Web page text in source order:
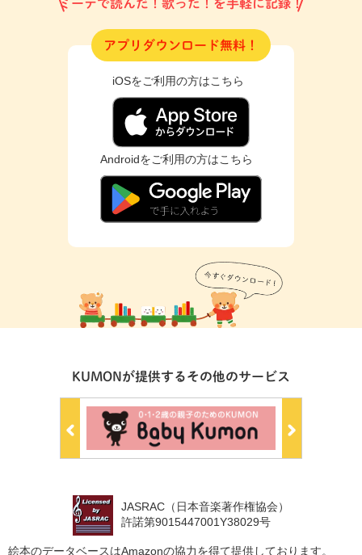
ミーテで読んだ！歌った！を手軽に記録！
アプリダウンロード無料！
iOSをご利用の方はこちら
Androidをご利用の方はこちら
KUMONが提供するその他のサービス
JASRAC（日本音楽著作権協会）
許諾第9015447001Y38029号
絵本のデータベースはAmazonの協力を得て提供しております。